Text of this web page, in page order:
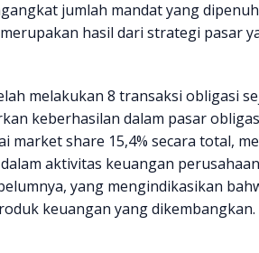
jumlah mandat yang
hasil dari strategi pasar
melakukan 8 transaksi obligasi
keberhasilan dalam pasar
market share 15,4% secara total,
aktivitas keuangan
yang mengindikasikan
keuangan yang dikembangkan.